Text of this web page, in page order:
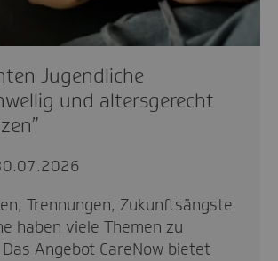
Jugendliche
und altersgerecht
Trennungen, Zukunftsängste
haben viele Themen zu
Angebot CareNow bietet